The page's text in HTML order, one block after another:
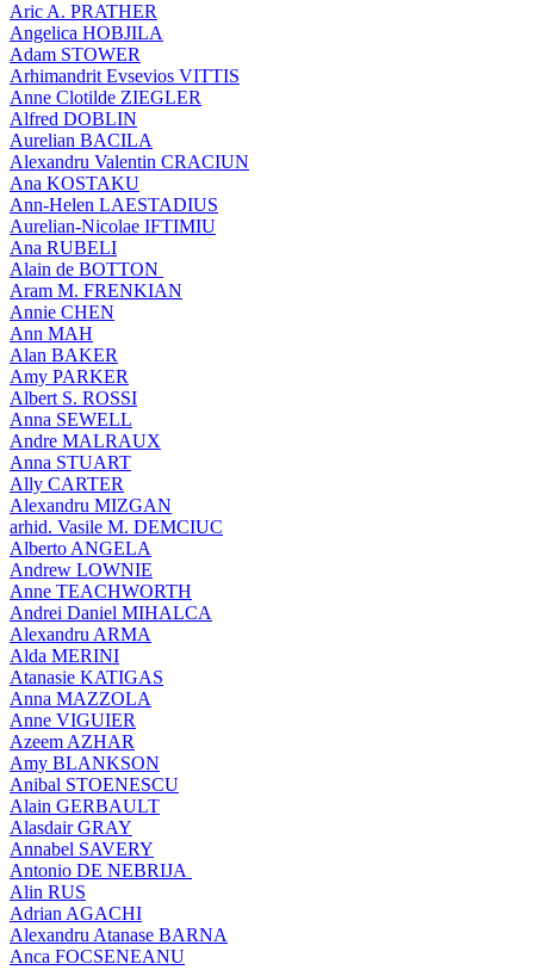
Aric A. PRATHER
Angelica HOBJILA
Adam STOWER
Arhimandrit Evsevios VITTIS
Anne Clotilde ZIEGLER
Alfred DOBLIN
Aurelian BACILA
Alexandru Valentin CRACIUN
Ana KOSTAKU
Ann-Helen LAESTADIUS
Aurelian-Nicolae IFTIMIU
Ana RUBELI
Alain de BOTTON
Aram Μ. FRENKIAN
Annie CHEN
Ann MAH
Alan BAKER
Amy PARKER
Albert S. ROSSI
Anna SEWELL
Andre MALRAUX
Anna STUART
Ally CARTER
Alexandru MIZGAN
arhid. Vasile M. DEMCIUC
Alberto ANGELA
Andrew LOWNIE
Anne TEACHWORTH
Andrei Daniel MIHALCA
Alexandru ARMA
Alda MERINI
Atanasie KATIGAS
Anna MAZZOLA
Anne VIGUIER
Azeem AZHAR
Amy BLANKSON
Anibal STOENESCU
Alain GERBAULT
Alasdair GRAY
Annabel SAVERY
Antonio DE NEBRIJA
Alin RUS
Adrian AGACHI
Alexandru Atanase BARNA
Anca FOCSENEANU